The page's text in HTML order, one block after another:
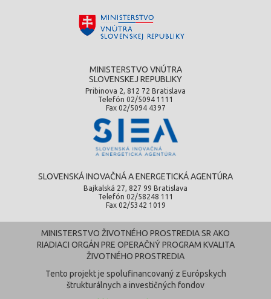
MINISTERSTVO VNÚTRA
SLOVENSKEJ REPUBLIKY
Pribinova 2, 812 72 Bratislava
Telefón 02/5094 1111
Fax 02/5094 4397
SLOVENSKÁ INOVAČNÁ A ENERGETICKÁ AGENTÚRA
Bajkalská 27, 827 99 Bratislava
Telefón 02/58248 111
Fax 02/5342 1019
MINISTERSTVO ŽIVOTNÉHO PROSTREDIA SR AKO
RIADIACI ORGÁN PRE OPERAČNÝ PROGRAM KVALITA
ŽIVOTNÉHO PROSTREDIA
Tento projekt je spolufinancovaný z Európskych
štrukturálnych a investičných fondov